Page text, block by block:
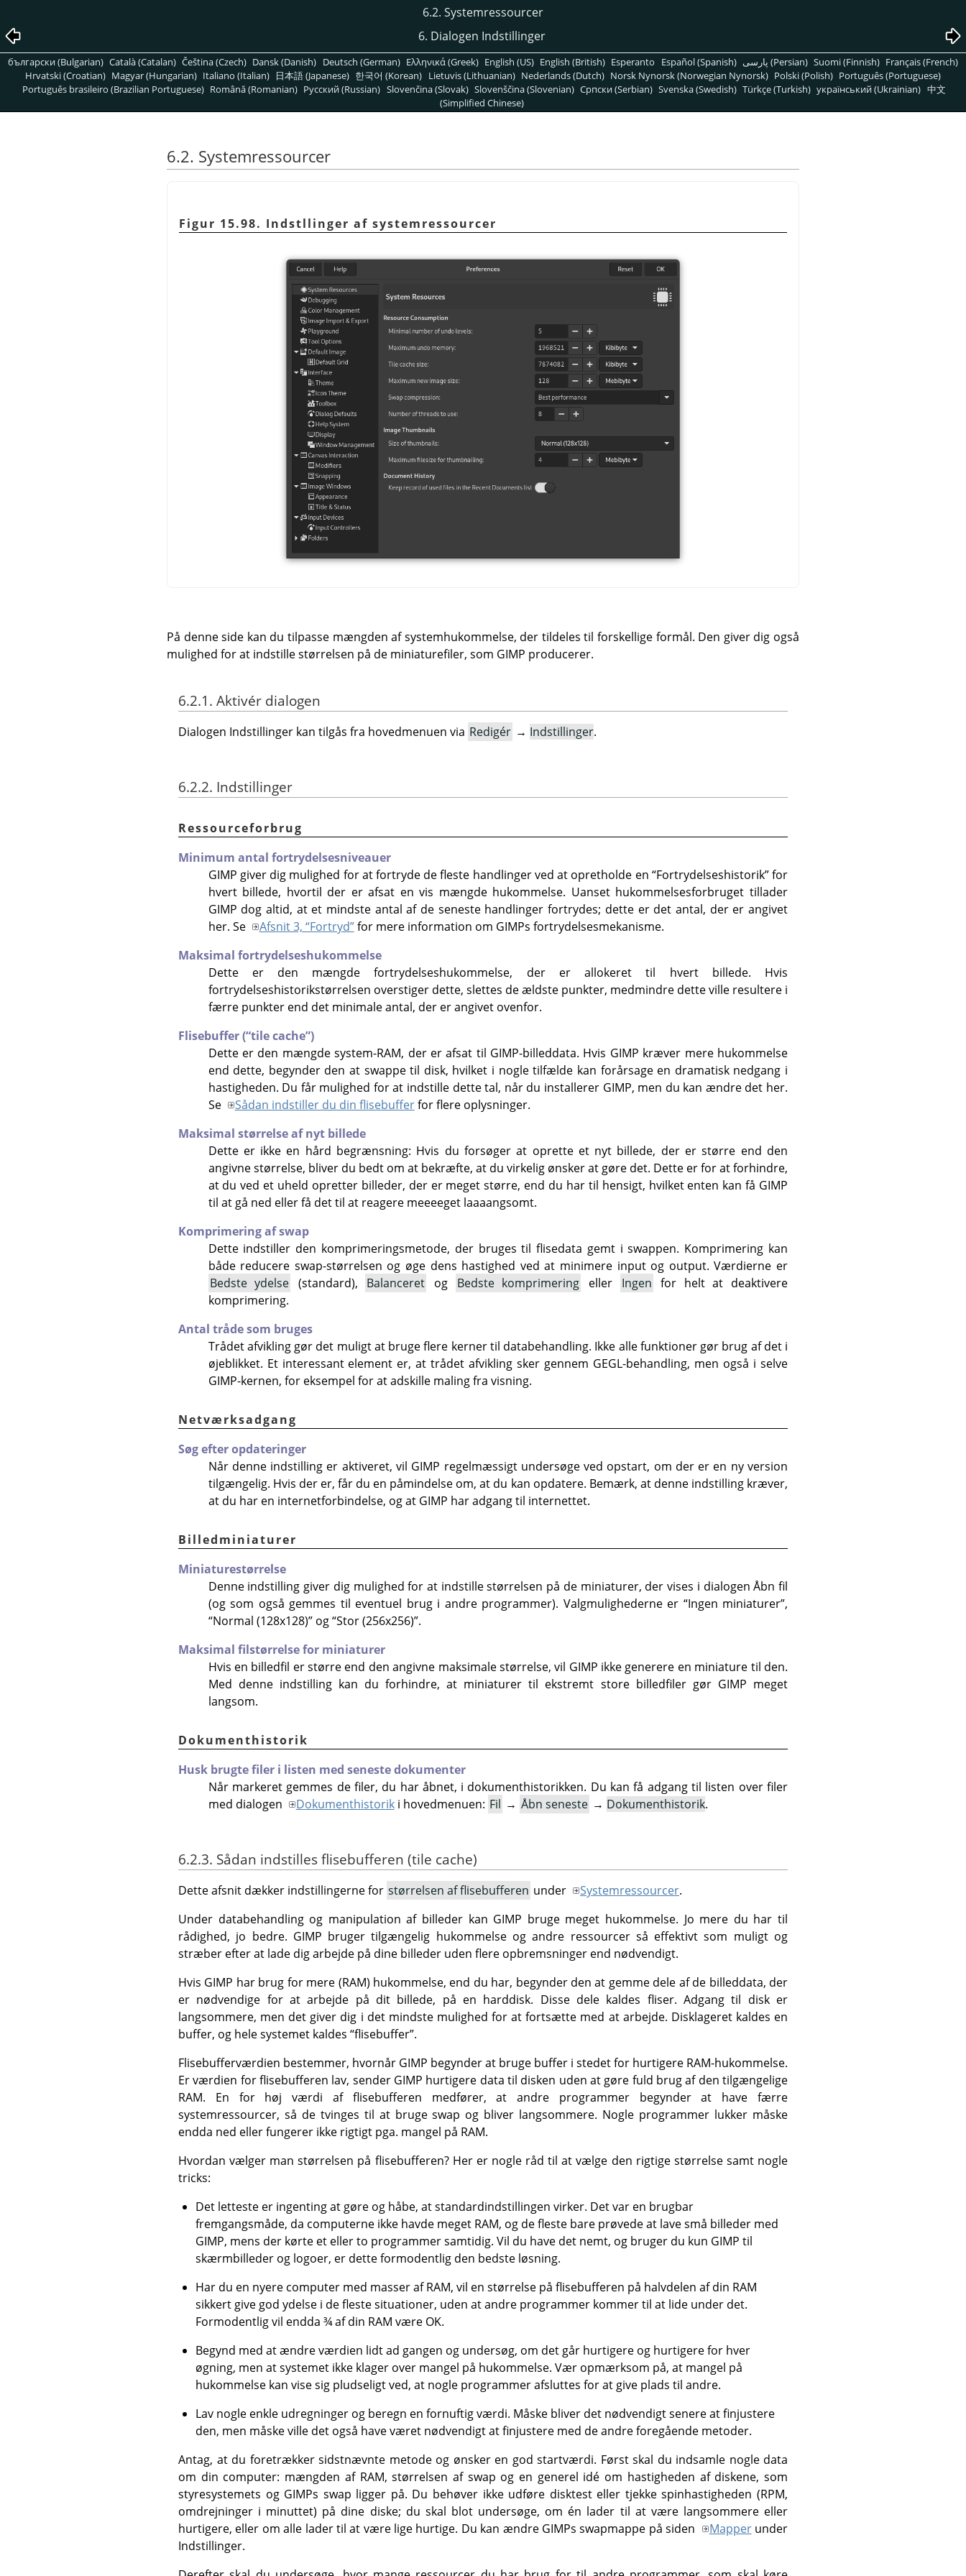
6.2. Systemressourcer
6. Dialogen Indstillinger
български (Bulgarian) Català (Catalan) Čeština (Czech) Dansk (Danish) Deutsch (German) Ελληνικά (Greek) English (US) English (British) Esperanto Español (Spanish) پارسی (Persian) Suomi (Finnish) Français (French)
Hrvatski (Croatian) Magyar (Hungarian) Italiano (Italian) 日本語 (Japanese) 한국어 (Korean) Lietuvis (Lithuanian) Nederlands (Dutch) Norsk Nynorsk (Norwegian Nynorsk) Polski (Polish) Português (Portuguese)
Português brasileiro (Brazilian Portuguese) Română (Romanian) Pусский (Russian) Slovenčina (Slovak) Slovenščina (Slovenian) Српски (Serbian) Svenska (Swedish) Türkçe (Turkish) український (Ukrainian) 中文
(Simplified Chinese)
6.2. Systemressourcer
Figur 15.98. Indstllinger af systemressourcer
På denne side kan du tilpasse mængden af systemhukommelse, der tildeles til forskellige formål. Den giver dig også
mulighed for at indstille størrelsen på de miniaturefiler, som GIMP producerer.
6.2.1. Aktivér dialogen
Dialogen Indstillinger kan tilgås fra hovedmenuen via Redigér → Indstillinger.
6.2.2. Indstillinger
Ressourceforbrug
Minimum antal fortrydelsesniveauer
GIMP giver dig mulighed for at fortryde de fleste handlinger ved at opretholde en “Fortrydelseshistorik”for
hvert billede, hvortil der er afsat en vis mængde hukommelse. Uanset hukommelsesforbruget tillader
GIMP dog altid, at et mindste antal af de seneste handlinger fortrydes; dette er det antal, der er angivet
her. Se
Afsnit 3, “Fortryd”for mere information om GIMPs fortrydelsesmekanisme.
Maksimal fortrydelseshukommelse
Dette er den mængde fortrydelseshukommelse, der er allokeret til hvert billede. Hvis
fortrydelseshistorikstørrelsen overstiger dette, slettes de ældste punkter, medmindre dette ville resultere i
færre punkter end det minimale antal, der er angivet ovenfor.
Flisebuffer (“tile cache”)
Dette er den mængde system-RAM, der er afsat til GIMP-billeddata. Hvis GIMP kræver mere hukommelse
end dette, begynder den at swappe til disk, hvilket i nogle tilfælde kan forårsage en dramatisk nedgang i
hastigheden. Du får mulighed for at indstille dette tal, når du installerer GIMP, men du kan ændre det her.
Se
Sådan indstiller du din flisebufferfor flere oplysninger.
Maksimal størrelse af nyt billede
Dette er ikke en hård begrænsning: Hvis du forsøger at oprette et nyt billede, der er større end den
angivne størrelse, bliver du bedt om at bekræfte, at du virkelig ønsker at gøre det. Dette er for at forhindre,
at du ved et uheld opretter billeder, der er meget større, end du har til hensigt, hvilket enten kan få GIMP
til at gå ned eller få det til at reagere meeeeget laaaangsomt.
Komprimering af swap
Dette indstiller den komprimeringsmetode, der bruges til flisedata gemt i swappen. Komprimering kan
både reducere swap-størrelsen og øge dens hastighed ved at minimere input og output. Værdierne er
Bedste ydelse (standard), Balanceret og Bedste komprimering eller Ingen for helt at deaktivere
komprimering.
Antal tråde som bruges
Trådet afvikling gør det muligt at bruge flere kerner til databehandling. Ikke alle funktioner gør brug af det i
øjeblikket. Et interessant element er, at trådet afvikling sker gennem GEGL-behandling, men også i selve
GIMP-kernen, for eksempel for at adskille maling fra visning.
Netværksadgang
Søg efter opdateringer
Når denne indstilling er aktiveret, vil GIMP regelmæssigt undersøge ved opstart, om der er en ny version
tilgængelig. Hvis der er, får du en påmindelse om, at du kan opdatere. Bemærk, at denne indstilling kræver,
at du har en internetforbindelse, og at GIMP har adgang til internettet.
Billedminiaturer
Miniaturestørrelse
Denne indstilling giver dig mulighed for at indstille størrelsen på de miniaturer, der vises i dialogen Åbn fil
(og som også gemmes til eventuel brug i andre programmer). Valgmulighederne er “Ingen miniaturer”,
“Normal (128x128)”og“Stor (256x256)”.
Maksimal filstørrelse for miniaturer
Hvis en billedfil er større end den angivne maksimale størrelse, vil GIMP ikke generere en miniature til den.
Med denne indstilling kan du forhindre, at miniaturer til ekstremt store billedfiler gør GIMP meget
langsom.
Dokumenthistorik
Husk brugte filer i listen med seneste dokumenter
Når markeret gemmes de filer, du har åbnet, i dokumenthistorikken. Du kan få adgang til listen over filer
med dialogen
Dokumenthistoriki hovedmenuen: Fil → Åbn seneste → Dokumenthistorik.
6.2.3. Sådan indstilles flisebufferen (tile cache)
Dette afsnit dækker indstillingerne for størrelsen af flisebufferen under Systemressourcer.
Under databehandling og manipulation af billeder kan GIMP bruge meget hukommelse. Jo mere du har til
rådighed, jo bedre. GIMP bruger tilgængelig hukommelse og andre ressourcer så effektivt som muligt og
stræber efter at lade dig arbejde på dine billeder uden flere opbremsninger end nødvendigt.
Hvis GIMP har brug for mere (RAM) hukommelse, end du har, begynder den at gemme dele af de billeddata, der
er nødvendige for at arbejde på dit billede, på en harddisk. Disse dele kaldes fliser. Adgang til disk er
langsommere, men det giver dig i det mindste mulighed for at fortsætte med at arbejde. Disklageret kaldes en
buffer, og hele systemet kaldes “flisebuffer”.
Flisebufferværdien bestemmer, hvornår GIMP begynder at bruge buffer i stedet for hurtigere RAM-hukommelse.
Er værdien for flisebufferen lav, sender GIMP hurtigere data til disken uden at gøre fuld brug af den tilgængelige
RAM. En for høj værdi af flisebufferen medfører, at andre programmer begynder at have færre
systemressourcer, så de tvinges til at bruge swap og bliver langsommere. Nogle programmer lukker måske
endda ned eller fungerer ikke rigtigt pga. mangel på RAM.
Hvordan vælger man størrelsen på flisebufferen? Her er nogle råd til at vælge den rigtige størrelse samt nogle
tricks:
Det letteste er ingenting at gøre og håbe, at standardindstillingen virker. Det var en brugbar
fremgangsmåde, da computerne ikke havde meget RAM, og de fleste bare prøvede at lave små billeder med
GIMP, mens der kørte et eller to programmer samtidig. Vil du have det nemt, og bruger du kun GIMP til
skærmbilleder og logoer, er dette formodentlig den bedste løsning.
Har du en nyere computer med masser af RAM, vil en størrelse på flisebufferen på halvdelen af din RAM
sikkert give god ydelse i de fleste situationer, uden at andre programmer kommer til at lide under det.
Formodentlig vil endda ¾ af din RAM være OK.
Begynd med at ændre værdien lidt ad gangen og undersøg, om det går hurtigere og hurtigere for hver
øgning, men at systemet ikke klager over mangel på hukommelse. Vær opmærksom på, at mangel på
hukommelse kan vise sig pludseligt ved, at nogle programmer afsluttes for at give plads til andre.
Lav nogle enkle udregninger og beregn en fornuftig værdi. Måske bliver det nødvendigt senere at finjustere
den, men måske ville det også have været nødvendigt at finjustere med de andre foregående metoder.
Antag, at du foretrækker sidstnævnte metode og ønsker en god startværdi. Først skal du indsamle nogle data
om din computer: mængden af RAM, størrelsen af swap og en generel idé om hastigheden af diskene, som
styresystemets og GIMPs swap ligger på. Du behøver ikke udføre disktest eller tjekke spinhastigheden (RPM,
omdrejninger i minuttet) på dine diske; du skal blot undersøge, om én lader til at være langsommere eller
hurtigere, eller om alle lader til at være lige hurtige. Du kan ændre GIMPs swapmappe på siden
Mapperunder
Indstillinger.